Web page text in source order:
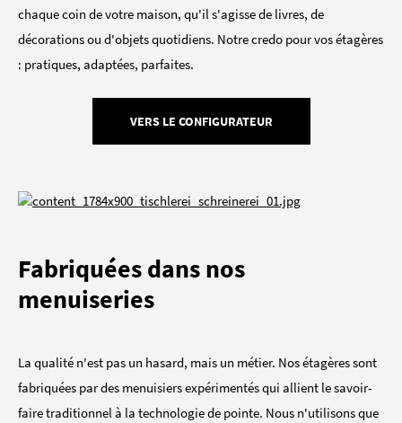
chaque coin de votre maison, qu'il s'agisse de livres, de
décorations ou d'objets quotidiens. Notre credo pour vos étagères
: pratiques, adaptées, parfaites.
VERS LE CONFIGURATEUR
Fabriquées dans nos
menuiseries
La qualité n'est pas un hasard, mais un métier. Nos étagères sont
fabriquées par des menuisiers expérimentés qui allient le savoir-
faire traditionnel à la technologie de pointe. Nous n'utilisons que